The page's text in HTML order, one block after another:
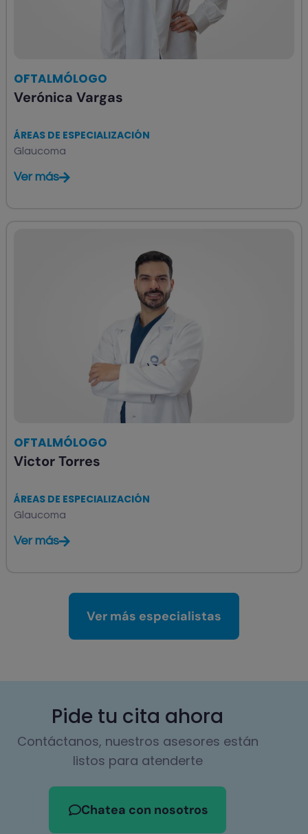
OFTALMÓLOGO
Verónica Vargas
ÁREAS DE ESPECIALIZACIÓN
Glaucoma
Ver más
OFTALMÓLOGO
Victor Torres
ÁREAS DE ESPECIALIZACIÓN
Glaucoma
Ver más
Ver más especialistas
Pide tu cita ahora
Contáctanos, nuestros asesores están
listos para atenderte
Chatea con nosotros